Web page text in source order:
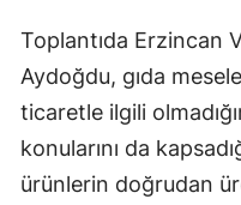
Toplantıda Erzincan
Aydoğdu, gıda
ticaretle ilgili
konularını da
ürünlerin doğrudan